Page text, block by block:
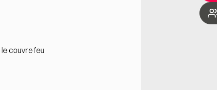
couvre feu